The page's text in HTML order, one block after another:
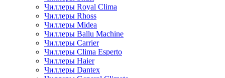
Чиллеры Royal Clima
Чиллеры Rhoss
Чиллеры Midea
Чиллеры Ballu Machine
Чиллеры Carrier
Чиллеры Clima Esperto
Чиллеры Haier
Чиллеры Dantex